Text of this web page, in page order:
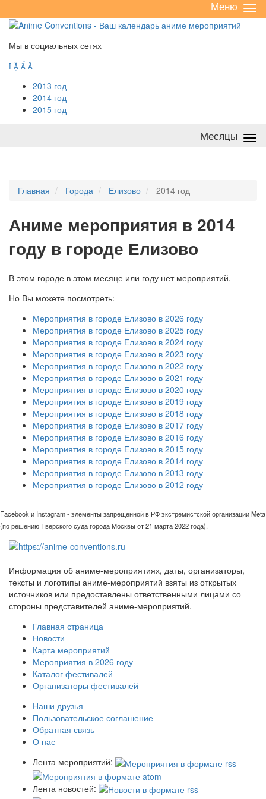
/
Меню
Мы в социальных сетях
   
2013 год
2014 год
2015 год
Месяцы
Главная Города Елизово 2014 год
Аниме мероприятия в 2014
году в городе Елизово
В этом городе в этом месяце или году нет мероприятий.
Но Вы можете посмотреть:
Мероприятия в городе Елизово в 2026 году
Мероприятия в городе Елизово в 2025 году
Мероприятия в городе Елизово в 2024 году
Мероприятия в городе Елизово в 2023 году
Мероприятия в городе Елизово в 2022 году
Мероприятия в городе Елизово в 2021 году
Мероприятия в городе Елизово в 2020 году
Мероприятия в городе Елизово в 2019 году
Мероприятия в городе Елизово в 2018 году
Мероприятия в городе Елизово в 2017 году
Мероприятия в городе Елизово в 2016 году
Мероприятия в городе Елизово в 2015 году
Мероприятия в городе Елизово в 2014 году
Мероприятия в городе Елизово в 2013 году
Мероприятия в городе Елизово в 2012 году
Facebook и Instagram - элементы запрещённой в РФ экстремистской организации Meta
(по решению Тверского суда города Москвы от 21 марта 2022 года).
Информация об аниме-мероприятиях, даты, организаторы,
тексты и логотипы аниме-мероприятий взяты из открытых
источников или предоставлены ответственными лицами со
стороны представителей аниме-мероприятий.
Главная страница
Новости
Карта мероприятий
Мероприятия в 2026 году
Каталог фестивалей
Организаторы фестивалей
Наши друзья
Пользовательское соглашение
Обратная связь
О нас
Лента мероприятий:
Лента новостей: